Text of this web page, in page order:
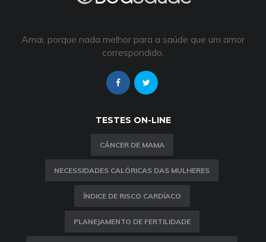
Amai, porque nada melhor para a saúde que um amor
correspondido.
TESTES ON-LINE
CÂNCER DE MAMA
NECESSIDADES CALÓRICAS DAS MULHERES
ÍNDICE DE RISCO CARDÍACO
PLANEJAMENTO DE FERTILIDADE